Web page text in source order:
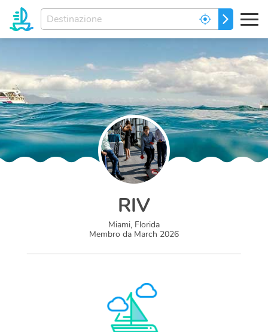
Inserisci
la
destinazione...
PARTIRE
RIV
Miami, Florida
Membro da March 2026